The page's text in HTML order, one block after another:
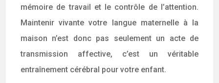
mémoire de travail et le contrôle de l’attention.
Maintenir vivante votre langue maternelle à la
maison n’est donc pas seulement un acte de
transmission affective, c’est un véritable
entraînement cérébral pour votre enfant.